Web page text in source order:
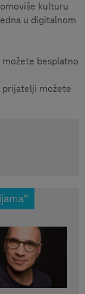
kulturu
u digitalnom
besplatno
prijatelji možete